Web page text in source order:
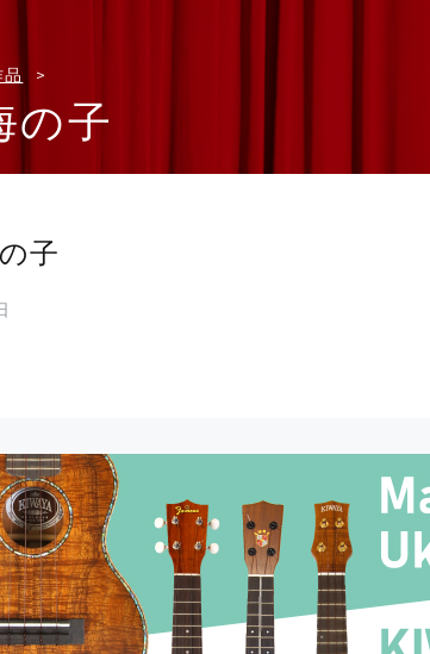
の子
子